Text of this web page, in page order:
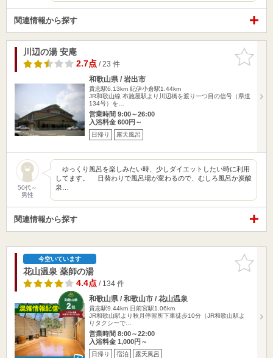
関連情報から探す
お気に入
りに追加
川辺の湯 安庵
2.7点/ 23 件
和歌山県 / 岩出市
貴志駅6.13km 紀伊小倉駅1.44km
JR和歌山線 布施屋駅より川辺橋を渡り一つ目の信号（県道
134号）を…
営業時間 9:00～26:00
入浴料金 600円～
日帰り 露天風呂
50代～
男性
ゆっくり風呂を楽しみたい時、少しダイエットしたい時に利用
してます。 日替わりで風呂場が変わるので、むしろ風呂か炭酸
泉…
関連情報から探す
お気に入
りに追加
今空いています
花山温泉 薬師の湯
4.4点/ 134 件
和歌山県 / 和歌山市 / 花山温泉
貴志駅9.44km 日前宮駅1.06km
JR和歌山駅より秋月停留所下車徒歩10分（JR和歌山駅よ
りタクシーで…
営業時間 8:00～22:00
入浴料金 1,000円～
日帰り 宿泊 露天風呂